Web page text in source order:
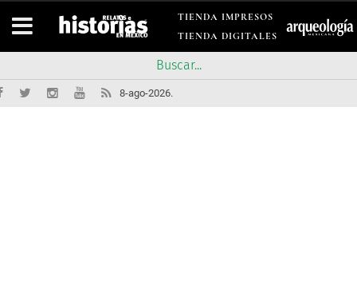
TIENDA IMPRESOS
TIENDA DIGITALES
8-ago-2026.